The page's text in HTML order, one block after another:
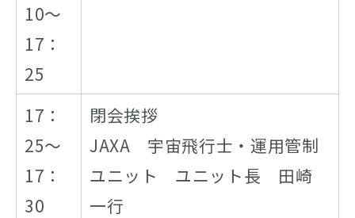
10～
17：
25
17：
25～
17：
30
閉会挨拶
JAXA 宇宙飛行士・運用管制
ユニット ユニット長 田崎
一行